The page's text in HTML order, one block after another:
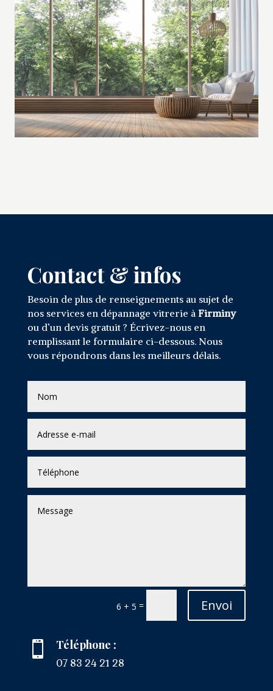
Contact & infos
Besoin de plus de renseignements au sujet de
nos services en dépannage vitrerie à Firminy
ou d’un devis gratuit ? Écrivez-nous en
remplissant le formulaire ci-dessous. Nous
vous répondrons dans les meilleurs délais.
6 + 5 = Envoi
 Téléphone :
07 83 24 21 28